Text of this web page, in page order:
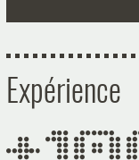
Expérience